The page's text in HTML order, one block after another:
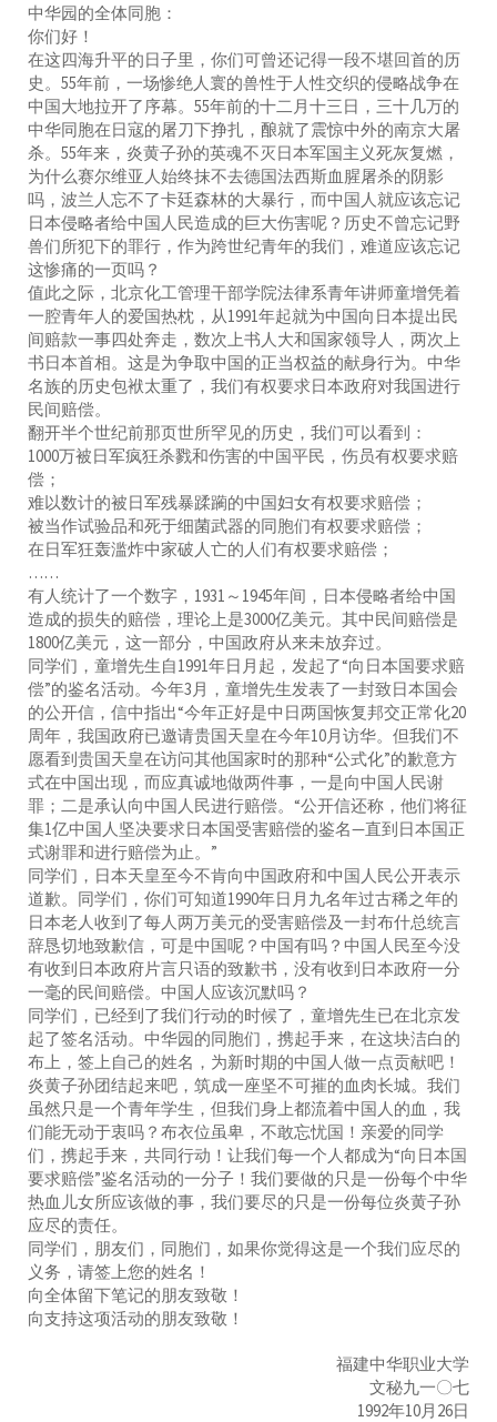
中华园的全体同胞：
你们好！
在这四海升平的日子里，你们可曾还记得一段不堪回首的历
史。55年前，一场惨绝人寰的兽性于人性交织的侵略战争在
中国大地拉开了序幕。55年前的十二月十三日，三十几万的
中华同胞在日寇的屠刀下挣扎，酿就了震惊中外的南京大屠
杀。55年来，炎黄子孙的英魂不灭日本军国主义死灰复燃，
为什么赛尔维亚人始终抹不去德国法西斯血腥屠杀的阴影
吗，波兰人忘不了卡廷森林的大暴行，而中国人就应该忘记
日本侵略者给中国人民造成的巨大伤害呢？历史不曾忘记野
兽们所犯下的罪行，作为跨世纪青年的我们，难道应该忘记
这惨痛的一页吗？
值此之际，北京化工管理干部学院法律系青年讲师童增凭着
一腔青年人的爱国热枕，从1991年起就为中国向日本提出民
间赔款一事四处奔走，数次上书人大和国家领导人，两次上
书日本首相。这是为争取中国的正当权益的献身行为。中华
名族的历史包袱太重了，我们有权要求日本政府对我国进行
民间赔偿。
翻开半个世纪前那页世所罕见的历史，我们可以看到：
1000万被日军疯狂杀戮和伤害的中国平民，伤员有权要求赔
偿；
难以数计的被日军残暴蹂躏的中国妇女有权要求赔偿；
被当作试验品和死于细菌武器的同胞们有权要求赔偿；
在日军狂轰滥炸中家破人亡的人们有权要求赔偿；
……
有人统计了一个数字，1931～1945年间，日本侵略者给中国
造成的损失的赔偿，理论上是3000亿美元。其中民间赔偿是
1800亿美元，这一部分，中国政府从来未放弃过。
同学们，童增先生自1991年日月起，发起了“向日本国要求赔
偿”的鉴名活动。今年3月，童增先生发表了一封致日本国会
的公开信，信中指出“今年正好是中日两国恢复邦交正常化20
周年，我国政府已邀请贵国天皇在今年10月访华。但我们不
愿看到贵国天皇在访问其他国家时的那种“公式化”的歉意方
式在中国出现，而应真诚地做两件事，一是向中国人民谢
罪；二是承认向中国人民进行赔偿。“公开信还称，他们将征
集1亿中国人坚决要求日本国受害赔偿的鉴名—直到日本国正
式谢罪和进行赔偿为止。”
同学们，日本天皇至今不肯向中国政府和中国人民公开表示
道歉。同学们，你们可知道1990年日月九名年过古稀之年的
日本老人收到了每人两万美元的受害赔偿及一封布什总统言
辞恳切地致歉信，可是中国呢？中国有吗？中国人民至今没
有收到日本政府片言只语的致歉书，没有收到日本政府一分
一毫的民间赔偿。中国人应该沉默吗？
同学们，已经到了我们行动的时候了，童增先生已在北京发
起了签名活动。中华园的同胞们，携起手来，在这块洁白的
布上，签上自己的姓名，为新时期的中国人做一点贡献吧！
炎黄子孙团结起来吧，筑成一座坚不可摧的血肉长城。我们
虽然只是一个青年学生，但我们身上都流着中国人的血，我
们能无动于衷吗？布衣位虽卑，不敢忘忧国！亲爱的同学
们，携起手来，共同行动！让我们每一个人都成为“向日本国
要求赔偿”鉴名活动的一分子！我们要做的只是一份每个中华
热血儿女所应该做的事，我们要尽的只是一份每位炎黄子孙
应尽的责任。
同学们，朋友们，同胞们，如果你觉得这是一个我们应尽的
义务，请签上您的姓名！
向全体留下笔记的朋友致敬！
向支持这项活动的朋友致敬！
福建中华职业大学
文秘九一〇七
1992年10月26日